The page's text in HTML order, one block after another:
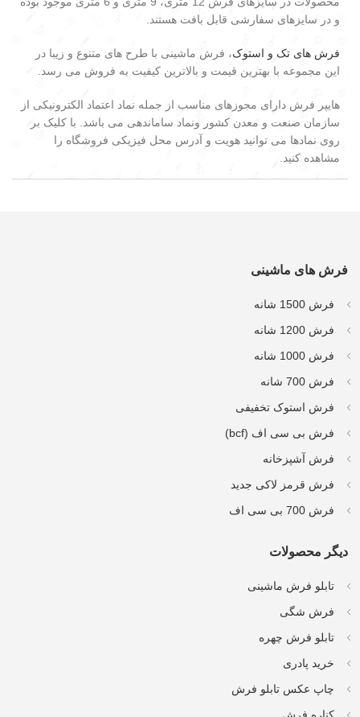
و در سایزهای سفارشی قابل بافت هستند.
فرش های تک و استوک، فرش ماشینی با طرح های متنوع و زیبا در
این مجموعه با بهترین قیمت و بالاترین کیفیت به فروش می رسد.
هایپر فرش دارای مجوزهای مناسب از جمله نماد اعتماد الکترونیکی از
سازمان صنعت و معدن کشور ونماد ساماندهی می باشد. با کلیک بر
روی نمادها می توانید هویت و آدرس محل فیزیکی فروشگاه را
مشاهده کنید.
فرش های ماشینی
فرش 1500 شانه
فرش 1200 شانه
فرش 1000 شانه
فرش 700 شانه
فرش استوک تخفیفی
فرش بی سی اف (bcf)
فرش آشپزخانه
فرش قرمز لاکی جدید
فرش 700 بی سی اف
دیگر محصولات
تابلو فرش ماشینی
فرش شگی
تابلو فرش چهره
خرید پادری
چاپ عکس تابلو فرش